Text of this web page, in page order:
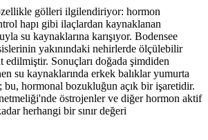
gölleri ilgilendiriyor: hormon
hapı gibi ilaçlardan kaynaklanan
su kaynaklarına karışıyor. Bodensee
yakınındaki nehirlerde ölçülebilir
edilmiştir. Sonuçları doğada şimdiden
su kaynaklarında erkek balıklar yumurta
bu, hormonal bozukluğun açık bir işaretidir.
östrojenler ve diğer hormon aktif
herhangi bir sınır değeri